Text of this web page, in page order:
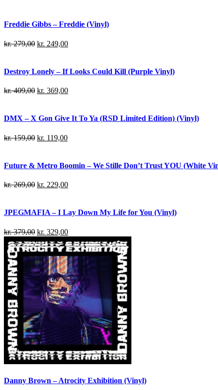
Freddie Gibbs – Freddie (Vinyl)
kr.279,00 kr. 249,00
Destroy Lonely – If Looks Could Kill (Purple Vinyl)
kr.409,00 kr. 369,00
DMX – X Gon Give It To Ya (RSD Limited Edition) (Vinyl)
kr.159,00 kr. 119,00
Future & Metro Boomin – We Stille Don’t Trust YOU (White
kr.269,00 kr. 229,00
JPEGMAFIA – I Lay Down My Life for You (Vinyl)
kr.379,00 kr. 329,00
Danny Brown – Atrocity Exhibition (Vinyl)